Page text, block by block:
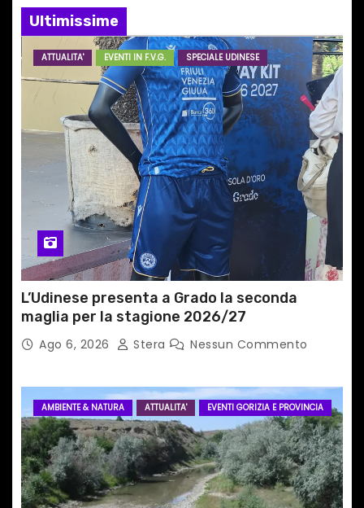
e
a
r
t
c
o
l
i
Ultimissime
ATTUALITA' EVENTI IN F.V.G. SPECIALE UDINESE
L’Udinese presenta a Grado la seconda
maglia per la stagione 2026/27
Ago 6, 2026 Stera Nessun Commento
AMBIENTE & NATURA ATTUALITA' EVENTI GORIZIA E PROVINCIA